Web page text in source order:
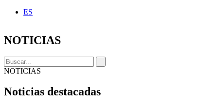
ES
NOTICIAS
NOTICIAS
Noticias destacadas